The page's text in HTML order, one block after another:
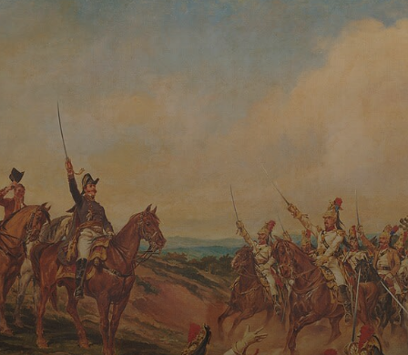
Participou de uma
expedição
científica à
nordeste do
Brasil, liderada
pelo naturalista
francês Louis